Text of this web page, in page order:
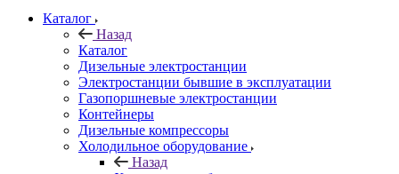
Каталог
Назад
Каталог
Дизельные электростанции
Электростанции бывшие в эксплуатации
Газопоршневые электростанции
Контейнеры
Дизельные компрессоры
Холодильное оборудование
Назад